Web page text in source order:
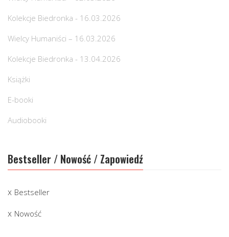
Kolekcje Biedronka - 16.03.2026
Wielcy Humaniści – 16.03.2026
Kolekcje Biedronka - 13.04.2026
Książki
E-booki
Audiobooki
Bestseller / Nowość / Zapowiedź
Bestseller
Nowość